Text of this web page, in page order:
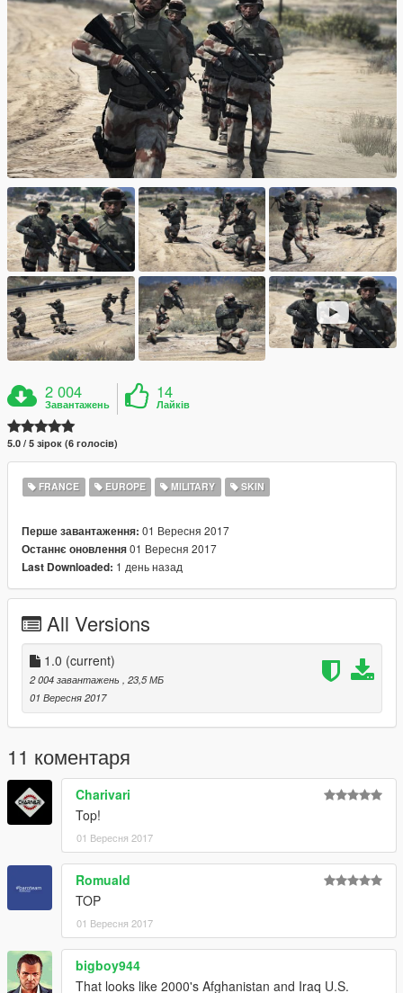
2 004
Завантажень
14
Лайків
5.0 / 5 зірок (6 голосів)
FRANCE EUROPE MILITARY SKIN
Перше завантаження: 01 Вересня 2017
Останнє оновлення01 Вересня 2017
Last Downloaded: 1 день назад
All Versions
1.0 (current)
2 004 завантажень , 23,5 МБ
01 Вересня 2017
11 коментаря
Charivari
Top!
01 Вересня 2017
Romuald
TOP
01 Вересня 2017
bigboy944
That looks like 2000's Afghanistan and Iraq U.S.